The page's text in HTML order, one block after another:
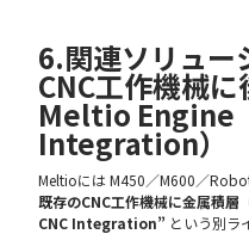
6.関連ソリュー
CNC工作機械
Meltio Engine
Integration）
Meltioには M450／M600／Robot
既存のCNC工作機械に金属積
CNC Integration” という別ラ